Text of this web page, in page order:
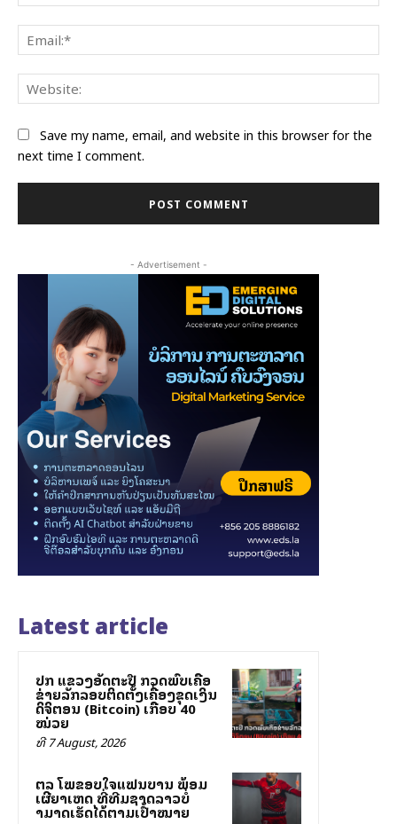
Save my name, email, and website in this browser for the
next time I comment.
- Advertisement -
Latest article
ປກສ ແຂວງອັດຕະປື ກວດພົບເຄືອ
ຂ່າຍລັກລອບຕິດຕັ້ງເຄື່ອງຂຸດເງິນ
ດິຈິຕອນ (Bitcoin) ເກືອບ 40
ໝ່ວຍ
ທີ 7 August, 2026
ສຕລ ໂພສຂອບໃຈແຟນບານ ພ້ອມ
ເຜີຍສາເຫດ ທີ່ທີມຊາດລາວບໍ່
ສາມາດເຮັດໄດ້ຕາມເປົ້າໝາຍ